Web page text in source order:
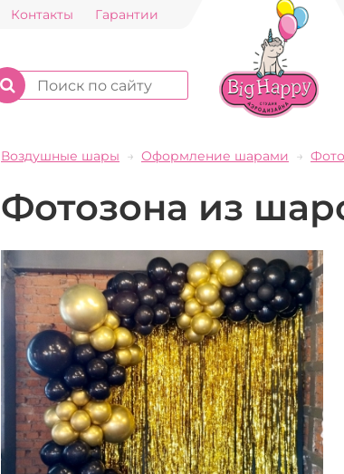
Контакты Гарантии
Воздушные шары Оформление шарами
Фотозона из